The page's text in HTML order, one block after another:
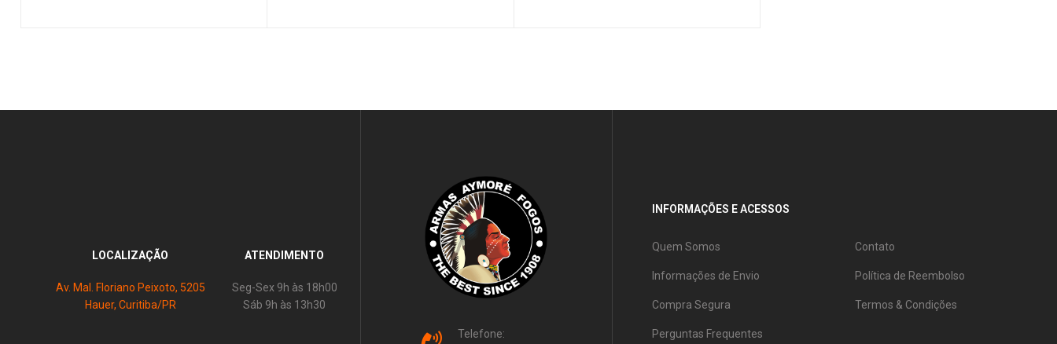
LOCALIZAÇÃO
Av. Mal. Floriano Peixoto, 5205
Hauer, Curitiba/PR
ATENDIMENTO
Seg-Sex 9h às 18h00
Sáb 9h às 13h30
Telefone:
INFORMAÇÕES E ACESSOS
Quem Somos
Informações de Envio
Compra Segura
Perguntas Frequentes
Contato
Política de Reembolso
Termos & Condições